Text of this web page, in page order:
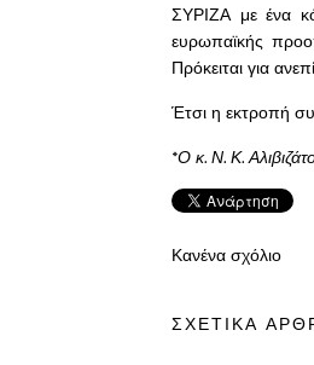
ΣΥΡΙΖΑ με ένα
ευρωπαϊκής
Πρόκειται για
Έτσι η εκτροπή
*Ο κ. Ν. Κ.
Κανένα σχόλιο
ΣΧΕΤΙΚΆ